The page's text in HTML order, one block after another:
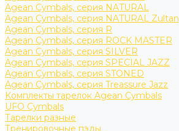
Agean Cymbals, серия NATURAL
Agean Cymbals, серия NATURAL Zultan
Agean Cymbals, серия R
Agean Cymbals, серия ROCK MASTER
Agean Cymbals, серия SILVER
Agean Cymbals, серия SPECIAL JAZZ
Agean Cymbals, серия STONED
Agean Cymbals, серия Treassure Jazz
Комплекты тарелок Agean Cymbals
UFO Cymbals
Тарелки разные
Тренировочные пэды